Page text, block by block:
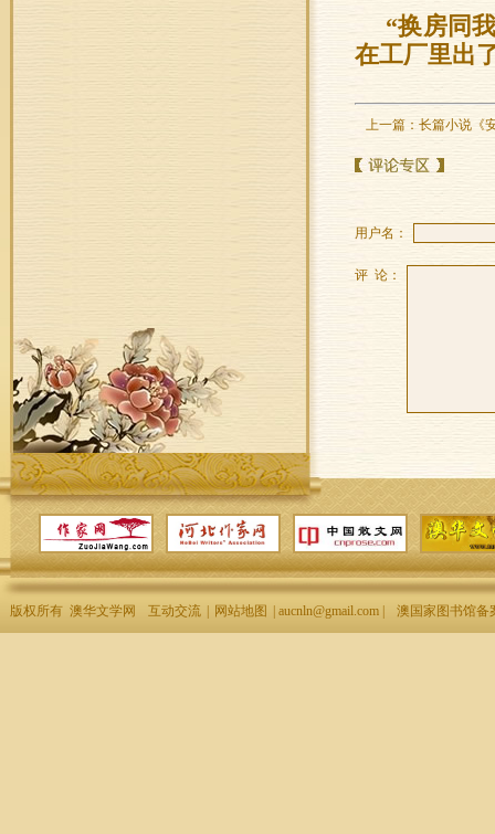
“换房同
在工厂里出
上一篇： 长篇小说《
用户名：
评 论：
版权所有 澳华文学网 互动交流 网站地图 | aucnln@gmail.com | 澳国家图书馆备